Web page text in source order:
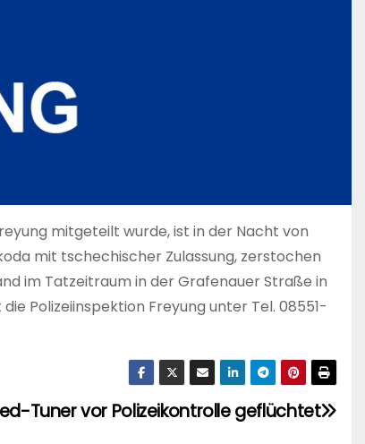
mitgeteilt wurde, ist in der Nacht von
mit tschechischer Zulassung, zerstochen
im Tatzeitraum in der Grafenauer Straße in
Polizeiinspektion Freyung unter Tel. 08551-
Tuner vor Polizeikontrolle geflüchtet